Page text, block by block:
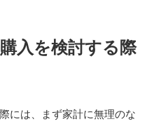
入を検討する際
には、まず家計に無理のな